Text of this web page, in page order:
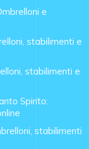
e
stabilimenti e
stabilimenti e
Spirito:
stabilimenti